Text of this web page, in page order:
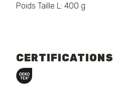
Poids Taille L: 400 g
CERTIFICATIONS